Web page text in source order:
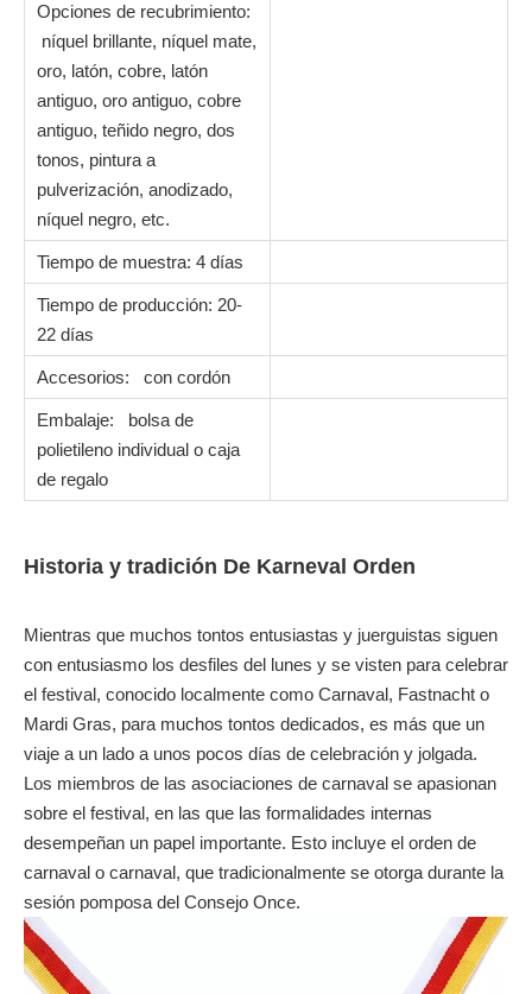
(hierro), cobre
Tamaño: puede ser
grabado, impresión de seda,
epoxi, grabado, 3D, en relieve,
debossed, esmalte suave,
esmalte duro de imitación, etc.
níquel brillante, níquel mate,
oro, latón, cobre, latón antiguo,
oro antiguo, cobre antiguo,
teñido negro, dos tonos, pintura
a pulverización, anodizado,
níquel negro, etc.